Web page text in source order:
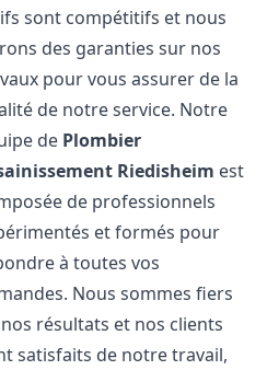
sont compétitifs et nous
des garanties sur nos
pour vous assurer de la
de notre service. Notre
de Plombier
Riedisheim est
de professionnels
et formés pour
à toutes vos
Nous sommes fiers
résultats et nos clients
satisfaits de notre travail,